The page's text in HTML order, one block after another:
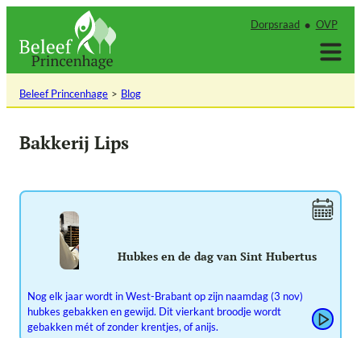
inhoud
Dorpsraad OVP
Beleef Princenhage Blog
Bakkerij Lips
Hubkes en de dag van Sint Hubertus
Nog elk jaar wordt in West-Brabant op zijn naamdag (3 nov)
hubkes gebakken en gewijd. Dit vierkant broodje wordt
gebakken mét of zonder krentjes, of anijs.